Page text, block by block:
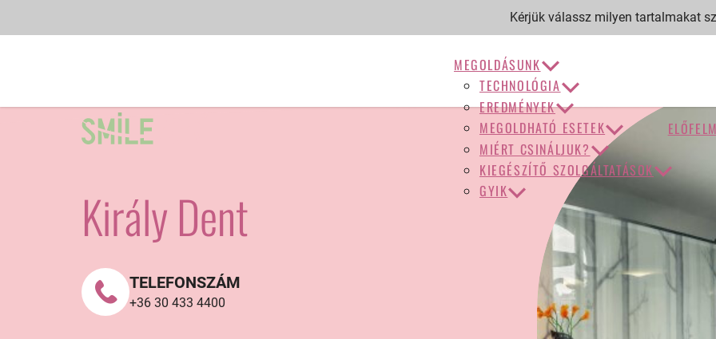
Kérjük válassz milyen tartalmakat
MEGOLDÁSUNK
TECHNOLÓGIA
EREDMÉNYEK
MEGOLDHATÓ ESETEK
MIÉRT CSINÁLJUK?
KIEGÉSZÍTŐ SZOLGÁLTATÁSOK
GYIK
Király Dent
TELEFONSZÁM
+36 30 433 4400